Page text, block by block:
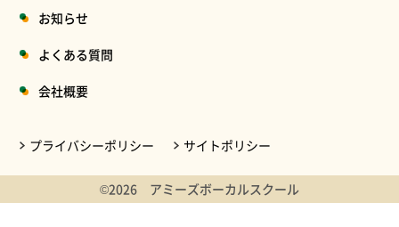
お知らせ
よくある質問
会社概要
プライバシーポリシー サイトポリシー
©2026 アミーズボーカルスクール